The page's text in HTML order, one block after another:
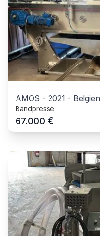
AMOS - 2021 - Belgien
Bandpresse
67.000 €